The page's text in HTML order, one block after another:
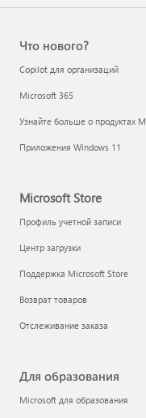
Что нового?
Copilot для организаций
Microsoft 365
Узнайте больше о продуктах
Приложения Windows 11
Microsoft Store
Профиль учетной записи
Центр загрузки
Поддержка Microsoft Store
Возврат товаров
Отслеживание заказа
Для образования
Microsoft для образования